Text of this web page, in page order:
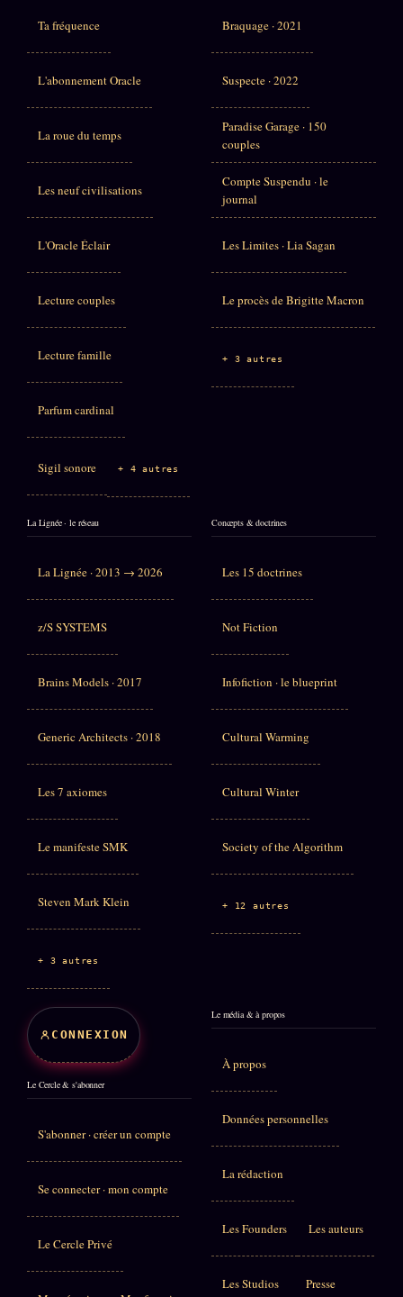
Ta fréquence
L'abonnement Oracle
La roue du temps
Les neuf civilisations
L'Oracle Éclair
Lecture couples
Lecture famille
Parfum cardinal
Sigil sonore + 4 autres
Braquage · 2021
Suspecte · 2022
Paradise Garage · 150
couples
Compte Suspendu · le
journal
Les Limites · Lia Sagan
Le procès de Brigitte Macron
+ 3 autres
La Lignée · le réseau
La Lignée · 2013 → 2026
z/S SYSTEMS
Brains Models · 2017
Generic Architects · 2018
Les 7 axiomes
Le manifeste SMK
Steven Mark Klein
+ 3 autres
Concepts & doctrines
Les 15 doctrines
Not Fiction
Infofiction · le blueprint
Cultural Warming
Cultural Winter
Society of the Algorithm
+ 12 autres
CONNEXION
Le Cercle & s'abonner
S'abonner · créer un compte
Se connecter · mon compte
Le Cercle Privé
Le média & à propos
À propos
Données personnelles
La rédaction
Les Founders Les auteurs
Les Studios Presse